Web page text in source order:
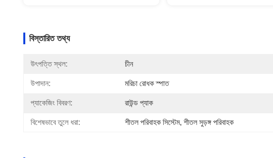
বিস্তারিত তথ্য
উৎপত্তি স্থল: চীন
উপাদান: মরিচা রোধক স্পাত
প্যাকেজিং বিবরণ: রাউন্ড প্যাক
বিশেষভাবে তুলে ধরা: শীতল পরিবাহক সিস্টেম, শীতল সুড়ঙ্গ পরিবাহক